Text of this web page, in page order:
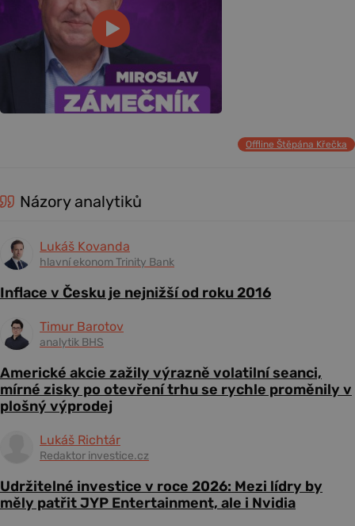
Offline Štěpána Křečka
Názory analytiků
Lukáš Kovanda
hlavní ekonom Trinity Bank
Inflace v Česku je nejnižší od roku 2016
Timur Barotov
analytik BHS
Americké akcie zažily výrazně volatilní seanci,
mírné zisky po otevření trhu se rychle proměnily v
plošný výprodej
Lukáš Richtár
Redaktor investice.cz
Udržitelné investice v roce 2026: Mezi lídry by
měly patřit JYP Entertainment, ale i Nvidia